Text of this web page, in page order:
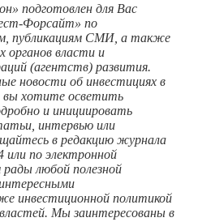
подготовлен для Вас
Форсайт» по
публикациям СМИ, а также
органов власти и
(агентств) развития.
новости об инвестициях в
вы хотите осветить
и инициировать
интервью или
в редакцию журнала
по электронной
рады любой полезной
инвестиционной политикой
Мы заинтересованы в